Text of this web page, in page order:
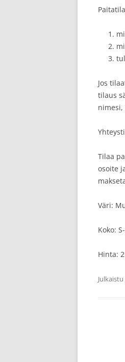
Jos
tilaus
nimesi,
Tilaa
osoite
Väri:
Koko:
Hinta:
Julkaistu